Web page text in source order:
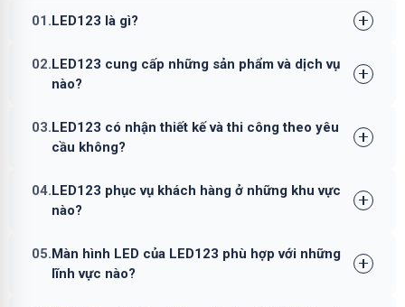
01.LED123 là gì?
02.LED123 cung cấp những sản phẩm và dịch vụ
nào?
03.LED123 có nhận thiết kế và thi công theo yêu
cầu không?
04.LED123 phục vụ khách hàng ở những khu vực
nào?
05.Màn hình LED của LED123 phù hợp với những
lĩnh vực nào?